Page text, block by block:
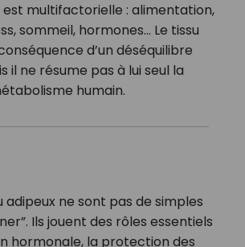
est multifactorielle : alimentation,
sommeil, hormones… Le tissu
d’un déséquilibre
il ne résume pas à lui seul la
humain.
adipeux ne sont pas de simples
Ils jouent des rôles essentiels
hormonale, la protection des